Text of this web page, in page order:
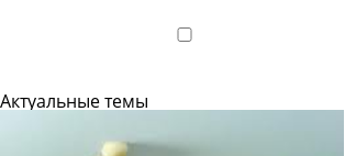
Актуальные темы